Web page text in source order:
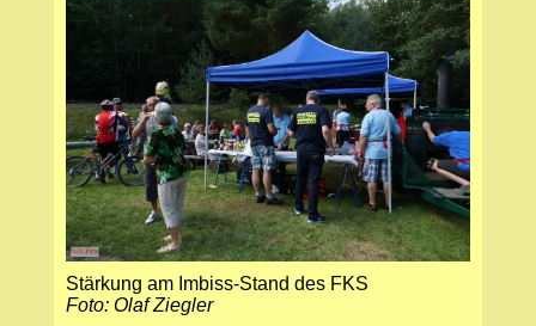
Stärkung am Imbiss-Stand des FKS
Foto: Olaf Ziegler